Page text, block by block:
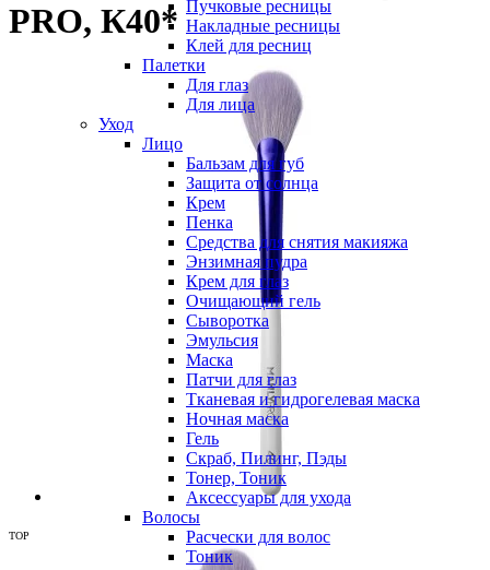
Пучковые ресницы
Накладные ресницы
Клей для ресниц
Палетки
Для глаз
Для лица
Уход
Лицо
Бальзам для губ
Защита от солнца
Крем
Пенка
Средства для снятия макияжа
Энзимная пудра
Крем для глаз
Очищающий гель
Сыворотка
Эмульсия
Маска
Патчи для глаз
Тканевая и гидрогелевая маска
Ночная маска
Гель
Скраб, Пилинг, Пэды
Тонер, Тоник
Аксессуары для ухода
Волосы
Расчески для волос
Тоник
PRO, К40*
TOP